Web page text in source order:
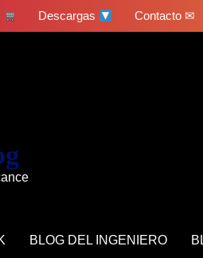
Descargas Contacto ✉
BLOG DEL INGENIERO